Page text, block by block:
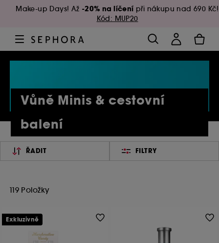
Make-up Days! Až -20% na líčení při nákupu nad 690 Kč!
Kód: MUP20
Vůně Minis & cestovní
balení
ŘADIT FILTRY
119 Položky
Exkluzivně